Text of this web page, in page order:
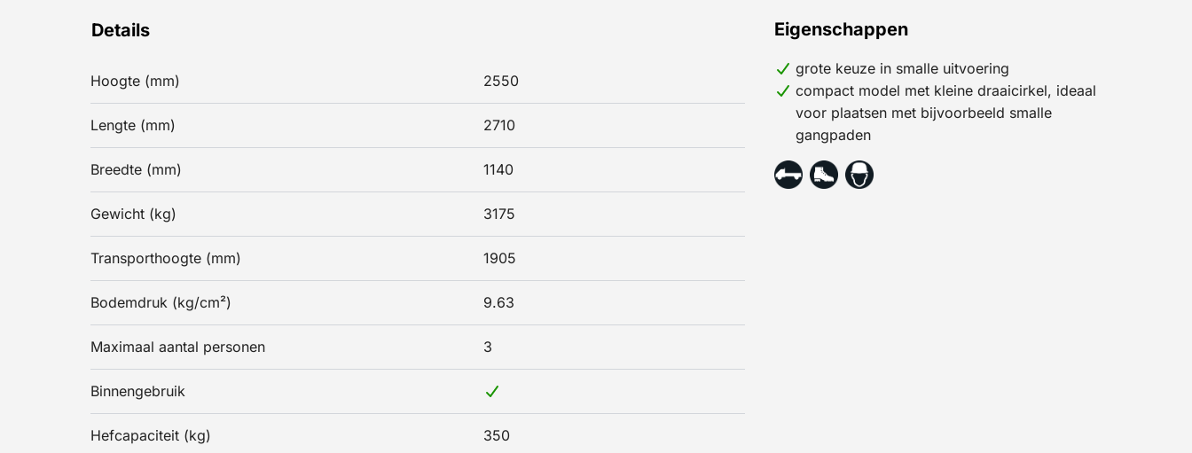
Details
Hoogte (mm) 2550
Lengte (mm) 2710
Breedte (mm) 1140
Gewicht (kg) 3175
Transporthoogte (mm) 1905
Bodemdruk (kg/cm²) 9.63
Maximaal aantal personen 3
Binnengebruik
Hefcapaciteit (kg) 350
Eigenschappen
grote keuze in smalle uitvoering
compact model met kleine draaicirkel, ideaal
voor plaatsen met bijvoorbeeld smalle
gangpaden